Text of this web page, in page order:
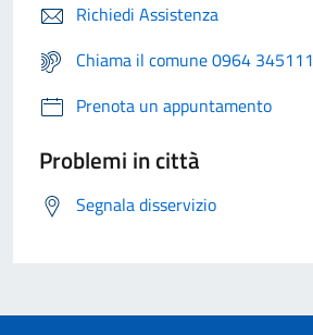
Richiedi Assistenza
Chiama il comune 0964 345111
Prenota un appuntamento
Problemi in città
Segnala disservizio